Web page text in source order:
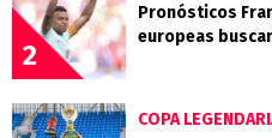
2
Pronósticos
europeas
COPA